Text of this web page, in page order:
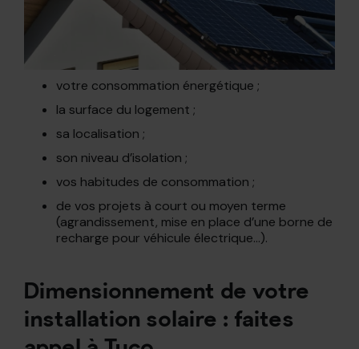
votre consommation énergétique ;
la surface du logement ;
sa localisation ;
son niveau d’isolation ;
vos habitudes de consommation ;
de vos projets à court ou moyen terme
(agrandissement, mise en place d’une borne de
recharge pour véhicule électrique…).
Dimensionnement de votre
installation solaire : faites